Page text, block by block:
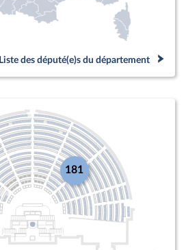
Liste des député(e)s du département
181